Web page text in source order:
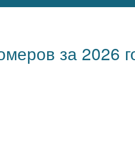
за 2026